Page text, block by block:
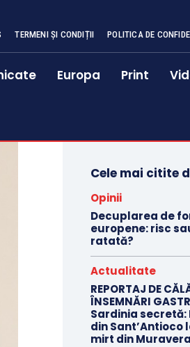
TERMENI ȘI CONDIȚII POLITICA DE
Europa Print
Cele mai citite
Opinii
Decuplarea de
europene: risc
ratată?
Actualitate
REPORTAJ DE
ÎNSEMNĂRI
Sardinia secretă:
din Sant’Antioco
mirt din Muravera